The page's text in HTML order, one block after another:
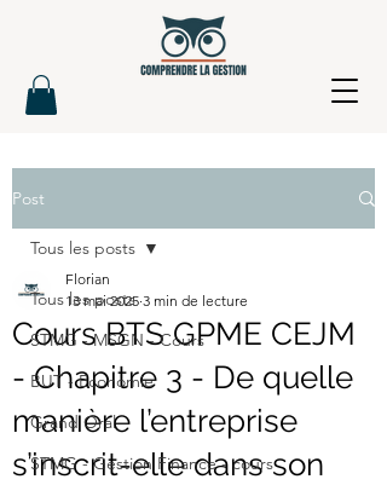
Post
Tous les posts
STMG - MSGN - Cours
BUT - Economie
Grand Oral
STMG - Gestion Finance - cours
Tous les posts
Cours BTS GPME CEJM
- Chapitre 3 - De quelle
manière l’entreprise
s’inscrit-elle dans son
Florian
13 mai 2025 3 min de lecture